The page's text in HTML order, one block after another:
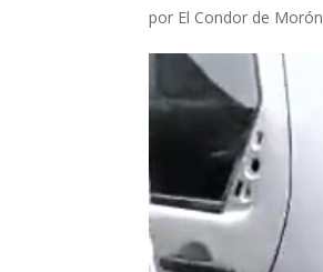
por El Condor de Morón